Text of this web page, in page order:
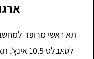
לטאבלט